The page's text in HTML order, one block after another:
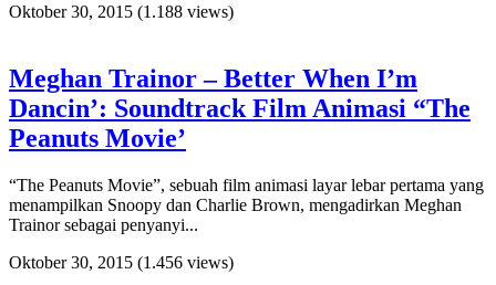
Oktober 30, 2015 (1.188 views)
Meghan Trainor – Better When I’m
Dancin’: Soundtrack Film Animasi “The
Peanuts Movie’
“The Peanuts Movie”, sebuah film animasi layar lebar pertama yang
menampilkan Snoopy dan Charlie Brown, mengadirkan Meghan
Trainor sebagai penyanyi...
Oktober 30, 2015 (1.456 views)